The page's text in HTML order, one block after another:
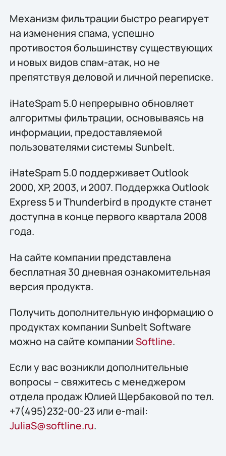
Механизм фильтрации быстро реагирует
на изменения спама, успешно
противостоя большинству существующих
и новых видов спам-атак, но не
препятствуя деловой и личной переписке.
iHateSpam 5.0 непрерывно обновляет
алгоритмы фильтрации, основываясь на
информации, предоставляемой
пользователями системы Sunbelt.
iHateSpam 5.0 поддерживает Outlook
2000, XP, 2003, и 2007. Поддержка Outlook
Express 5 и Thunderbird в продукте станет
доступна в конце первого квартала 2008
года.
На сайте компании представлена
бесплатная 30 дневная ознакомительная
версия продукта.
Получить дополнительную информацию о
продуктах компании Sunbelt Software
можно на сайте компанииSoftline.
Если у вас возникли дополнительные
вопросы – свяжитесь с менеджером
отдела продаж Юлией Щербаковой по тел.
+7(495)232-00-23 или e-mail:
JuliaS@softline.ru.